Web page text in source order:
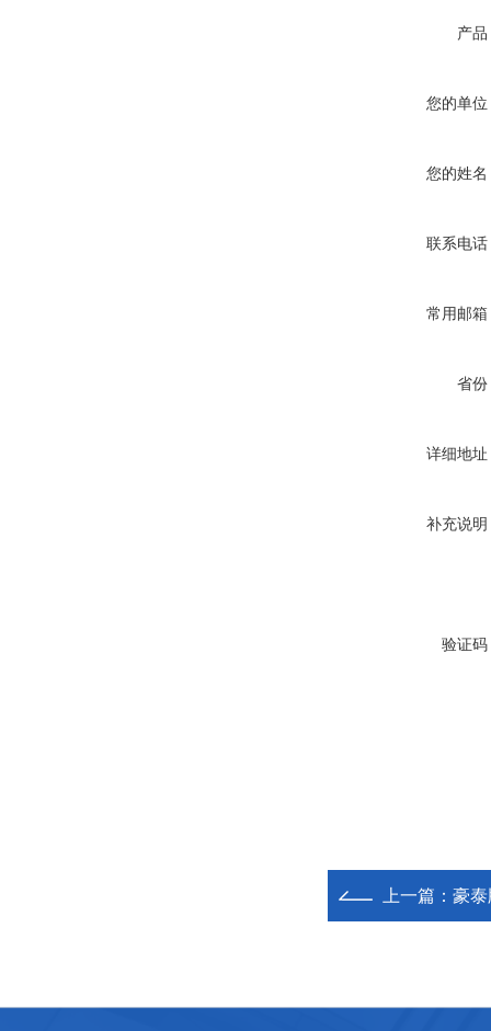
产品
您的单位
您的姓名
联系电话
常用邮箱
省份
详细地址
补充说明
验证码
上一篇： 豪